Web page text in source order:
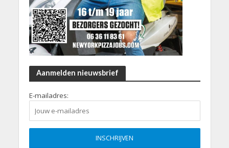
Aanmelden nieuwsbrief
E-mailadres: